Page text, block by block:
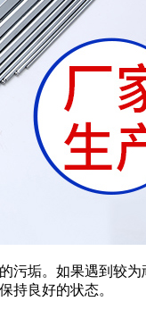
垢。如果遇到较
持良好的状态。